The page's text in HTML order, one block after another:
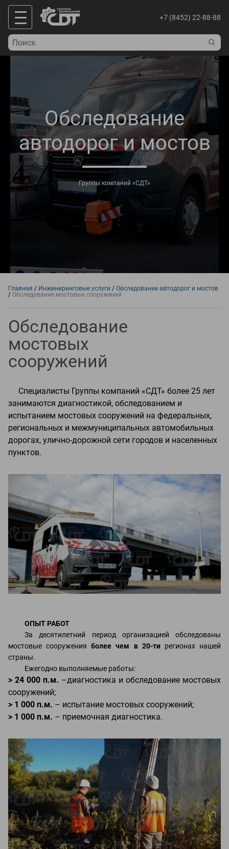
+7 (8452) 22-88-88
Обследование
автодорог и мостов
Группы компаний «СДТ»
Главная / Инжиниринговые услуги / Обследование автодорог и мостов
/ Обследование мостовых сооружений
Обследование
мостовых
сооружений
Специалисты Группы компаний «СДТ» более 25 лет
занимаются диагностикой, обследованием и
испытанием мостовых сооружений на федеральных,
региональных и межмуниципальных автомобильных
дорогах, улично-дорожной сети городов и населенных
пунктов.
ОПЫТ РАБОТ
За десятилетний период организацией обследованы
мостовые сооруженияболее чем в 20-тирегионах нашей
страны.
Ежегодно выполняемые работы:
> 24 000 п.м. –диагностика и обследование мостовых
сооружений;
> 1 000 п.м. – испытание мостовых сооружений;
> 1 000 п.м. – приемочная диагностика.